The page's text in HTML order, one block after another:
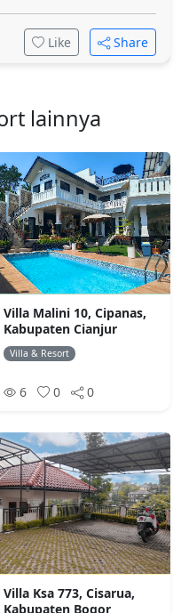
Like Share
lainnya
Villa Malini 10, Cipanas,
Kabupaten Cianjur
Villa & Resort
6 0 0
Villa Ksa 773, Cisarua,
Kabupaten Bogor